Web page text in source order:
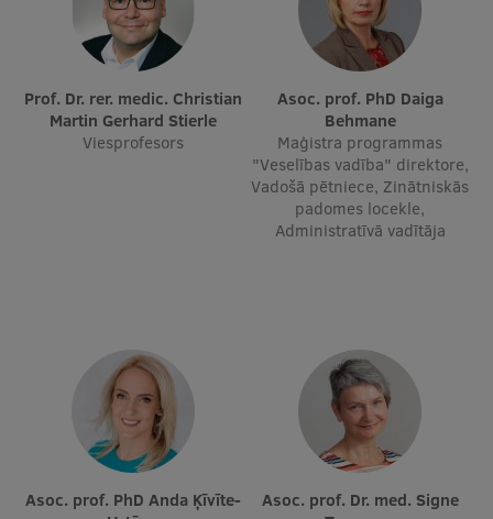
Prof. Dr. rer. medic. Christian
Martin Gerhard Stierle
Viesprofesors
Asoc. prof. PhD Daiga
Behmane
Maģistra programmas
"Veselības vadība" direktore,
Vadošā pētniece, Zinātniskās
padomes locekle,
Administratīvā vadītāja
Asoc. prof. PhD Anda Ķīvīte-
Asoc. prof. Dr. med. Signe